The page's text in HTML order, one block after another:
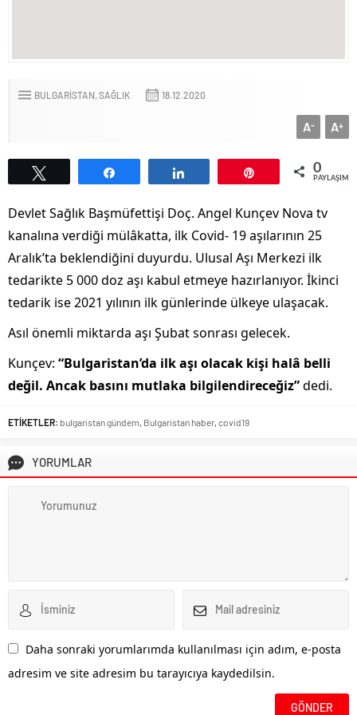
BULGARİSTAN SAĞLIK 18.12.2020
A+
A-
0
Devlet Sağlık Başmüfettişi Doç. Angel Kunçev Nova tv
kanalına verdiği mülâkatta, ilk Covid- 19 aşılarının 25
Aralık’ta beklendiğini duyurdu. Ulusal Aşı Merkezi ilk
tedarikte 5 000 doz aşı kabul etmeye hazırlanıyor. İkinci
tedarik ise 2021 yılının ilk günlerinde ülkeye ulaşacak.
Asıl önemli miktarda aşı Şubat sonrası gelecek.
Kunçev: “Bulgaristan’da ilk aşı olacak kişi halâ belli
değil. Ancak basını mutlaka bilgilendireceğiz”dedi.
ETİKETLER: bulgaristan gündem Bulgaristan haber covid19
YORUMLAR
Daha sonraki yorumlarımda kullanılması için adım, e-posta
adresim ve site adresim bu tarayıcıya kaydedilsin.